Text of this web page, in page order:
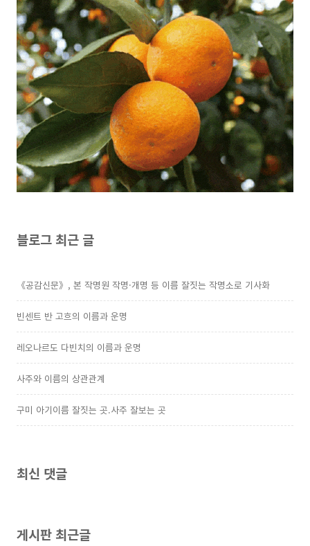
블로그 최근 글
《공감신문》, 본 작명원 작명·개명 등 이름 잘짓는 작명소로 기사화
빈센트 반 고흐의 이름과 운명
레오나르도 다빈치의 이름과 운명
사주와 이름의 상관관계
구미 아기이름 잘짓는 곳.사주 잘보는 곳
최신 댓글
게시판 최근글